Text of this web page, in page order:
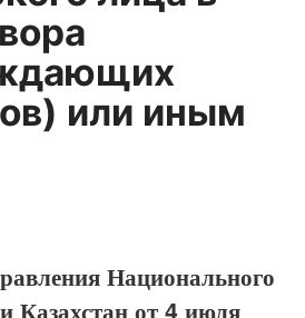
или иным
Национального
Казахстан от 4 июля